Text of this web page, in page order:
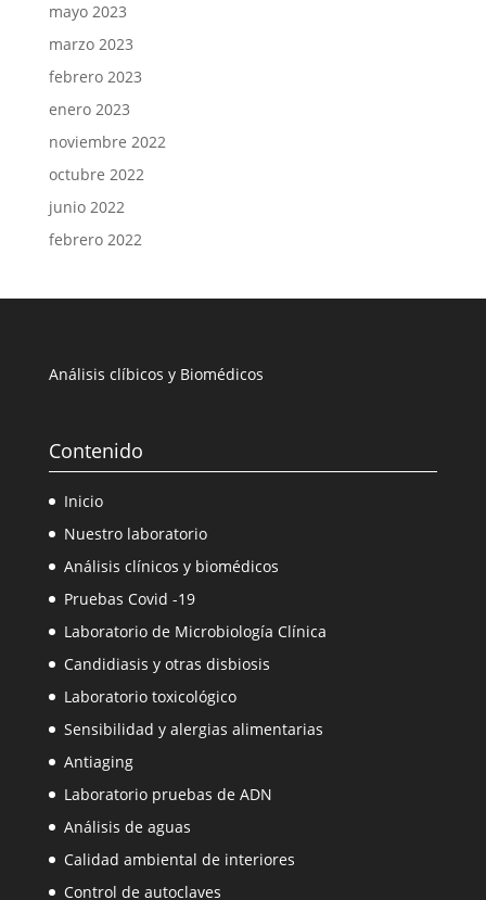
mayo 2023
marzo 2023
febrero 2023
enero 2023
noviembre 2022
octubre 2022
junio 2022
febrero 2022
Análisis clíbicos y Biomédicos
Contenido
Inicio
Nuestro laboratorio
Análisis clínicos y biomédicos
Pruebas Covid -19
Laboratorio de Microbiología Clínica
Candidiasis y otras disbiosis
Laboratorio toxicológico
Sensibilidad y alergias alimentarias
Antiaging
Laboratorio pruebas de ADN
Análisis de aguas
Calidad ambiental de interiores
Control de autoclaves